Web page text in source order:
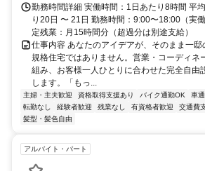
勤務時間詳細 実働時間：1日あたり8時間 平
り20日 〜 21日 勤務時間：9:00〜18:00（実
定残業：月15時間分（超過分は別途支給）
仕事内容 あなたのアイデアが、そのまま一邸
規格住宅ではありません。営業・コーディネ
組み、お客様一人ひとりに合わせた完全自由
します。「もっ...
主婦・主夫歓迎 資格取得支援あり バイク通勤OK 車
転勤なし
経験者歓迎 残業なし 有資格者歓迎 交通費
髪型・髪色自由
アルバイト・パート